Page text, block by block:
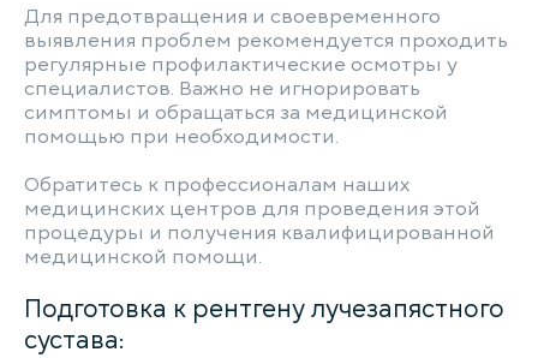
Для предотвращения и своевременного
выявления проблем рекомендуется проходить
регулярные профилактические осмотры у
специалистов. Важно не игнорировать
симптомы и обращаться за медицинской
помощью при необходимости.
Обратитесь к профессионалам наших
медицинских центров для проведения этой
процедуры и получения квалифицированной
медицинской помощи.
Подготовка к рентгену лучезапястного
сустава: